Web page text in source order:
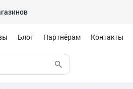
Блог Партнёрам Контакты